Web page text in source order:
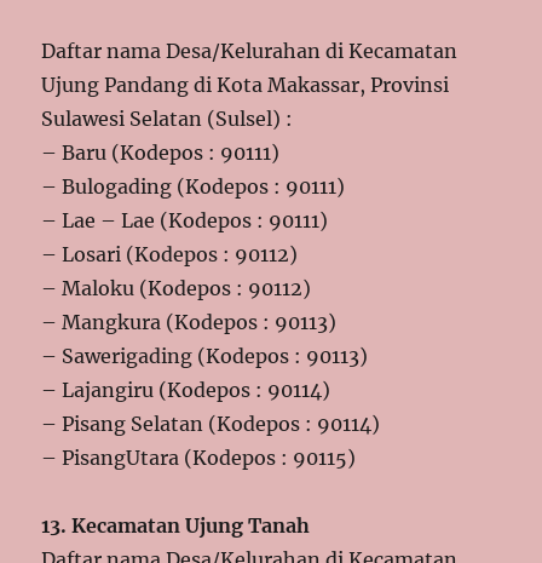
Daftar nama Desa/Kelurahan di Kecamatan
Ujung Pandang di Kota Makassar, Provinsi
Sulawesi Selatan (Sulsel) :
– Baru (Kodepos : 90111)
– Bulogading (Kodepos : 90111)
– Lae – Lae (Kodepos : 90111)
– Losari (Kodepos : 90112)
– Maloku (Kodepos : 90112)
– Mangkura (Kodepos : 90113)
– Sawerigading (Kodepos : 90113)
– Lajangiru (Kodepos : 90114)
– Pisang Selatan (Kodepos : 90114)
– PisangUtara (Kodepos : 90115)
13. Kecamatan Ujung Tanah